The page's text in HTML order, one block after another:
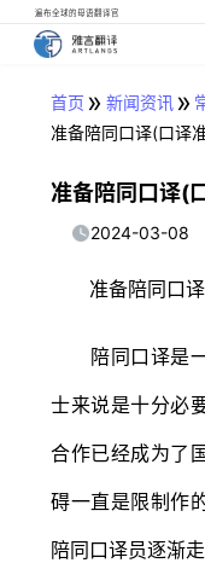
遍布全球的母语翻译官
首页 » 新闻资讯»
准备陪同口译(口译
准备陪同口译(
2024-03-08
准备陪同口译
陪同口译是一
士来说是十分必
合作已经成为了
碍一直是限制作
陪同口译员逐渐